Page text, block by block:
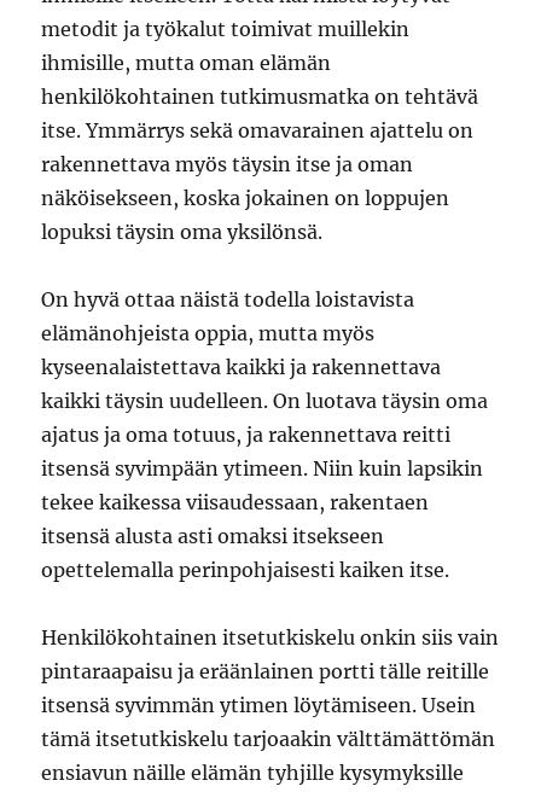
metodit ja työkalut toimivat muillekin
ihmisille, mutta oman elämän
henkilökohtainen tutkimusmatka on tehtävä
itse. Ymmärrys sekä omavarainen ajattelu on
rakennettava myös täysin itse ja oman
näköisekseen, koska jokainen on loppujen
lopuksi täysin oma yksilönsä.
On hyvä ottaa näistä todella loistavista
elämänohjeista oppia, mutta myös
kyseenalaistettava kaikki ja rakennettava
kaikki täysin uudelleen. On luotava täysin oma
ajatus ja oma totuus, ja rakennettava reitti
itsensä syvimpään ytimeen. Niin kuin lapsikin
tekee kaikessa viisaudessaan, rakentaen
itsensä alusta asti omaksi itsekseen
opettelemalla perinpohjaisesti kaiken itse.
Henkilökohtainen itsetutkiskelu onkin siis vain
pintaraapaisu ja eräänlainen portti tälle reitille
itsensä syvimmän ytimen löytämiseen. Usein
tämä itsetutkiskelu tarjoaakin välttämättömän
ensiavun näille elämän tyhjille kysymyksille